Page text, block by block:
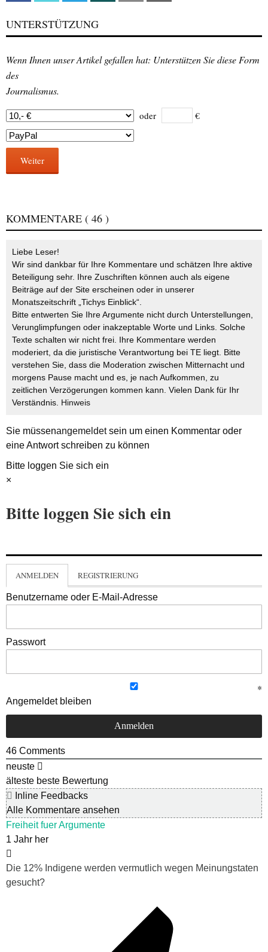
UNTERSTÜTZUNG
Wenn Ihnen unser Artikel gefallen hat: Unterstützen Sie diese Form
des
Journalismus.
oder €
Weiter
KOMMENTARE ( 46 )
Liebe Leser!
Wir sind dankbar für Ihre Kommentare und schätzen Ihre aktive
Beteiligung sehr. Ihre Zuschriften können auch als eigene
Beiträge auf der Site erscheinen oder in unserer
Monatszeitschrift „Tichys Einblick“.
Bitte entwerten Sie Ihre Argumente nicht durch Unterstellungen,
Verunglimpfungen oder inakzeptable Worte und Links. Solche
Texte schalten wir nicht frei. Ihre Kommentare werden
moderiert, da die juristische Verantwortung bei TE liegt. Bitte
verstehen Sie, dass die Moderation zwischen Mitternacht und
morgens Pause macht und es, je nach Aufkommen, zu
zeitlichen Verzögerungen kommen kann. Vielen Dank für Ihr
Verständnis. Hinweis
Sie müssenangemeldetsein um einen Kommentar oder
eine Antwort schreiben zu können
Bitte loggen Sie sich ein
×
Bitte loggen Sie sich ein
ANMELDEN REGISTRIERUNG
Benutzername oder E-Mail-Adresse
Passwort
Angemeldet bleiben
46 Comments
neuste
älteste beste Bewertung
Inline Feedbacks
Alle Kommentare ansehen
Freiheit fuer Argumente
1 Jahr her
Die 12% Indigene werden vermutlich wegen Meinungstaten
gesucht?